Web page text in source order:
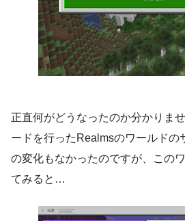
正直何がどうなったのか分かりま
ードを行ったRealmsのワールドの
の変化もなかったのですが、この
てみると…